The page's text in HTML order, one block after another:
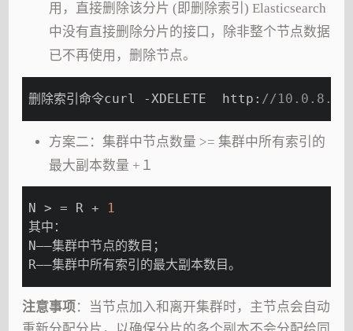
用，直接删除该分片 (即删除索引) Elasticsearch
中没有直接删除分片的接口，除非整个节点数据
已不再使用，删除节点。
删除索引命令curl -XDELETE  http: //
方案二：集群中节点数量 >= 集群中所有索引的
最大副本数量 +１
N > = R +
1
其中：
N——集群中节点的数目；
R——集群中所有索引的最大副本数目。
注意事项 ：当节点加入和离开集群时，主节点会自动